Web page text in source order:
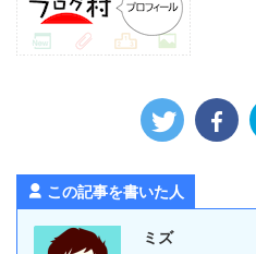
この記事を書いた人
ミズ